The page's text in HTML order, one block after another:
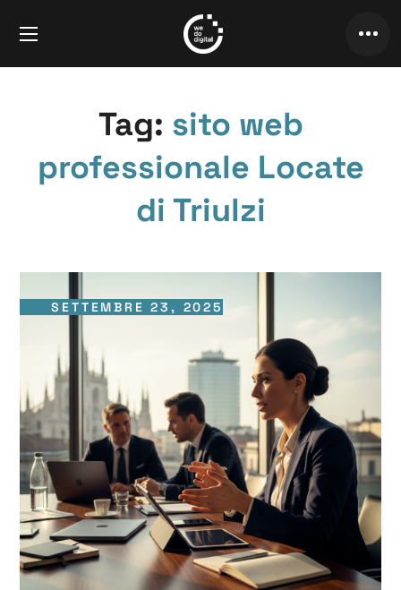
Tag: sito web
professionale Locate
di Triulzi
SETTEMBRE 23, 2025